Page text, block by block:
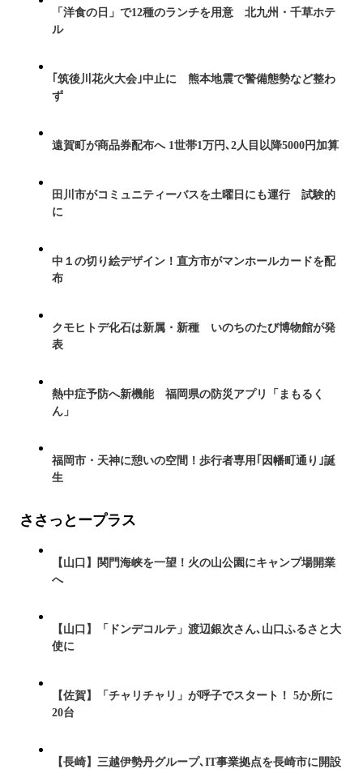
「洋食の日」で12種のランチを用意 北九州・千草ホテ
ル
｢筑後川花火大会｣中止に 熊本地震で警備態勢など整わ
ず
遠賀町が商品券配布へ 1世帯1万円､2人目以降5000円加算
田川市がコミュニティーバスを土曜日にも運行 試験的
に
中１の切り絵デザイン！直方市がマンホールカードを配
布
クモヒトデ化石は新属・新種 いのちのたび博物館が発
表
熱中症予防へ新機能 福岡県の防災アプリ「まもるく
ん」
福岡市・天神に憩いの空間！歩行者専用｢因幡町通り｣誕
生
ささっとープラス
【山口】関門海峡を一望！火の山公園にキャンプ場開業
へ
【山口】「ドンデコルテ」渡辺銀次さん､山口ふるさと大
使に
【佐賀】「チャリチャリ」が呼子でスタート！ 5か所に
20台
【長崎】三越伊勢丹グループ､IT事業拠点を長崎市に開設